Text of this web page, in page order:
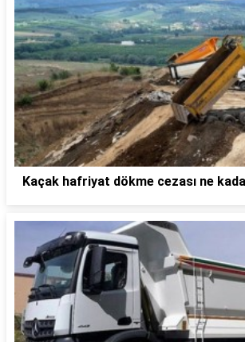
Kaçak hafriyat dökme cezası ne